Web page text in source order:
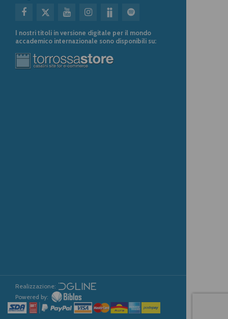
I nostri titoli in versione digitale per il mondo
accademico internazionale sono disponibili su:
Realizzazione:
Powered by: